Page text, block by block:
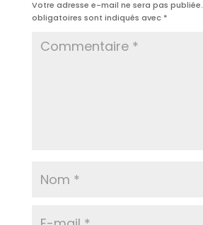
Votre adresse e-mail ne sera pas publiée.
obligatoires sont indiqués avec *